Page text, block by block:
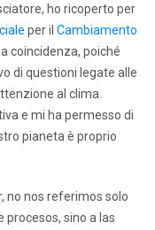
ho ricoperto per
per il Cambiamento
coincidenza, poiché
di questioni legate alle
al clima.
e mi ha permesso di
pianeta è proprio
no nos referimos solo
sino a las